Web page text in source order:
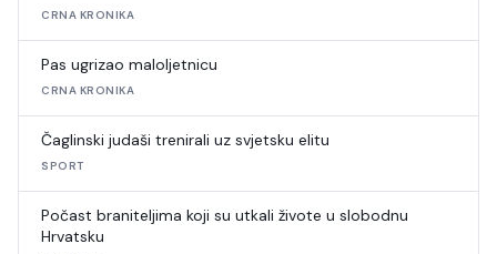
CRNA KRONIKA
Pas ugrizao maloljetnicu
CRNA KRONIKA
Čaglinski judaši trenirali uz svjetsku elitu
SPORT
Počast braniteljima koji su utkali živote u slobodnu
Hrvatsku